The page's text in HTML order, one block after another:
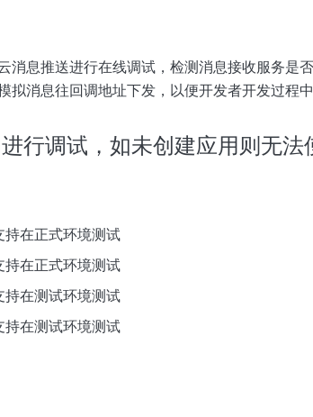
消息推送进行在线调试，检测消息接收服务是
拟消息往回调地址下发，以便开发者开发过程中
行调试，如未创建应用则无法
持在正式环境测试
持在正式环境测试
持在测试环境测试
持在测试环境测试